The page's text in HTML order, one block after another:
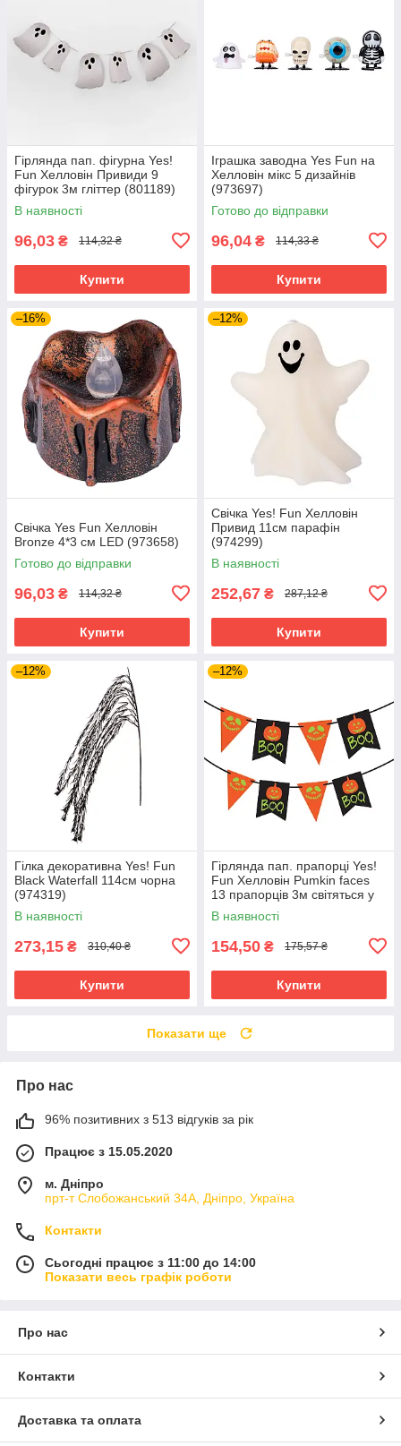
Гірлянда пап. фігурна Yes!
Fun Хелловін Привиди 9
фігурок 3м гліттер (801189)
В наявності
96,03 ₴ 114,32 ₴
Купити
Іграшка заводна Yes Fun на
Хелловін мікс 5 дизайнів
(973697)
Готово до відправки
96,04 ₴ 114,33 ₴
Купити
–16%
Свічка Yes Fun Хелловін
Bronze 4*3 см LED (973658)
Готово до відправки
96,03 ₴ 114,32 ₴
Купити
–12%
Свічка Yes! Fun Хелловін
Привид 11см парафін
(974299)
В наявності
252,67 ₴ 287,12 ₴
Купити
–12%
Гілка декоративна Yes! Fun
Black Waterfall 114см чорна
(974319)
В наявності
273,15 ₴ 310,40 ₴
Купити
–12%
Гірлянда пап. прапорці Yes!
Fun Хелловін Pumkin faces
13 прапорців 3м світяться у
тем (801180)
В наявності
154,50 ₴ 175,57 ₴
Купити
Показати ще
Про нас
96% позитивних з 513 відгуків за рік
Працює з 15.05.2020
м. Дніпро
прт-т Слобожанський 34А, Дніпро, Україна
Контакти
Сьогодні працює з 11:00 до 14:00
Показати весь графік роботи
Про нас
Контакти
Доставка та оплата